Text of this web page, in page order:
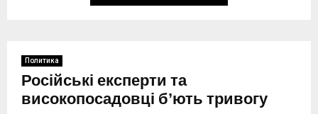
Политика
Російські експерти та
високопосадовці бʼють тривогу